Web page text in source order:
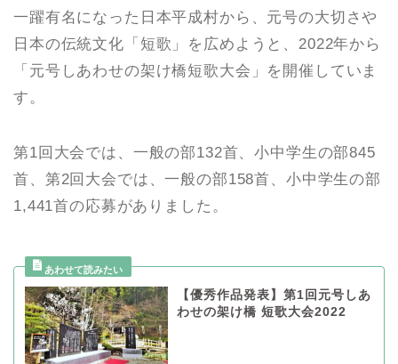
一躍有名になった日本平成村から、元号の大切さや
日本の伝統文化「短歌」を広めようと、2022年から
「元号しあわせの架け橋短歌大会」を開催していま
す。
第1回大会では、一般の部132首、小中学生の部845
首、第2回大会では、一般の部158首、小中学生の部
1,441首の応募がありました。
【優秀作品発表】第1回元号しあ
わせの架け橋 短歌大会2022